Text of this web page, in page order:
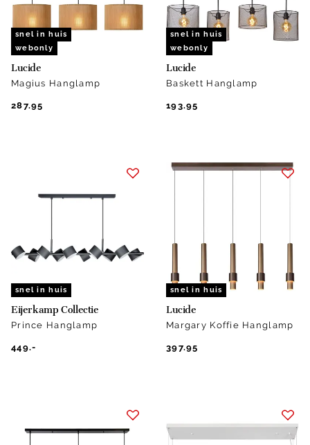
snel in huis
webonly
Lucide
Magius Hanglamp
287.95
snel in huis
webonly
Lucide
Baskett Hanglamp
193.95
snel in huis
Eijerkamp Collectie
Prince Hanglamp
449.-
snel in huis
Lucide
Margary Koffie Hanglamp
397.95